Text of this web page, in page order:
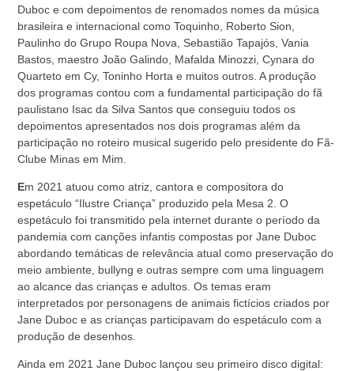
Duboc e com depoimentos de renomados nomes da música
brasileira e internacional como Toquinho, Roberto Sion,
Paulinho do Grupo Roupa Nova, Sebastião Tapajós, Vania
Bastos, maestro João Galindo, Mafalda Minozzi, Cynara do
Quarteto em Cy, Toninho Horta e muitos outros. A produção
dos programas contou com a fundamental participação do fã
paulistano Isac da Silva Santos que conseguiu todos os
depoimentos apresentados nos dois programas além da
participação no roteiro musical sugerido pelo presidente do Fã-
Clube Minas em Mim.
Em 2021 atuou como atriz, cantora e compositora do
espetáculo “Ilustre Criança” produzido pela Mesa 2. O
espetáculo foi transmitido pela internet durante o período da
pandemia com canções infantis compostas por Jane Duboc
abordando temáticas de relevância atual como preservação do
meio ambiente, bullyng e outras sempre com uma linguagem
ao alcance das crianças e adultos. Os temas eram
interpretados por personagens de animais fictícios criados por
Jane Duboc e as crianças participavam do espetáculo com a
produção de desenhos.
Ainda em 2021 Jane Duboc lançou seu primeiro disco digital: